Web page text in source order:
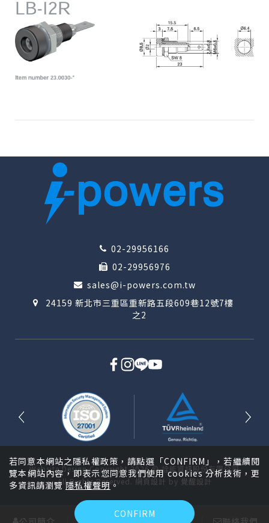
02-29956166
02-29956976
sales@i-powers.com.tw
24159 新北市三重區重新路五段609巷12號7樓
之2
Website DesignCopyright 2026 © 詮能資訊股份有限公司
All Rights Reserved. 網頁設計 by 覺醒設計
若同意本網站之隱私權政策，請點選「CONFIRM」，若繼續閱
覽本網站內容，即表示您同意我們使用 cookies 分析技術，更
多資訊請瀏覽隱私權聲明。
CONFIRM